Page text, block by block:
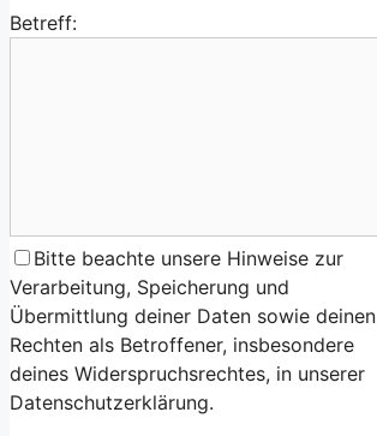
Betreff:
Bitte beachte unsere Hinweise zur
Verarbeitung, Speicherung und
Übermittlung deiner Daten sowie deinen
Rechten als Betroffener, insbesondere
deines Widerspruchsrechtes, in unserer
Datenschutzerklärung.